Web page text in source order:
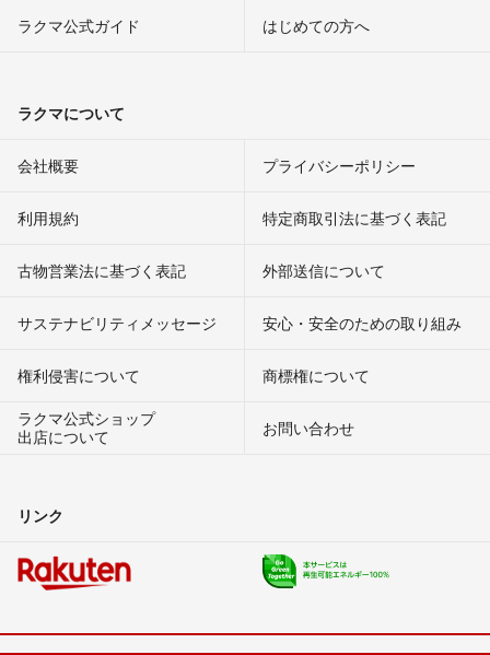
ラクマ公式ガイド はじめての方へ
ラクマについて
会社概要 プライバシーポリシー
利用規約 特定商取引法に基づく表記
古物営業法に基づく表記 外部送信について
サステナビリティメッセージ 安心・安全のための取り組み
権利侵害について
商標権について
ラクマ公式ショップ
出店について
お問い合わせ
リンク